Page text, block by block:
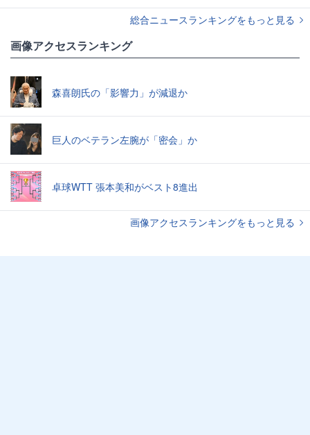
総合ニュースランキングをもっと見る
画像アクセスランキング
森喜朗氏の「影響力」が減退か
巨人のベテラン左腕が「密会」か
卓球WTT 張本美和がベスト8進出
画像アクセスランキングをもっと見る